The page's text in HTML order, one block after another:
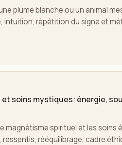
plume blanche ou un animal
intuition, répétition du signe et
soins mystiques: énergie,
magnétisme spirituel et les soins
rééquilibrage, cadre